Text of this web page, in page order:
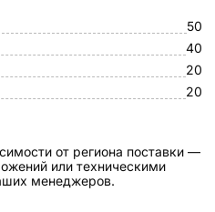
50
40
20
20
от региона поставки —
или техническими
менеджеров.